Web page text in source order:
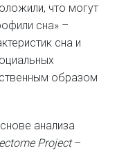
что могут
сна» –
сна и
образом
анализа
Project–